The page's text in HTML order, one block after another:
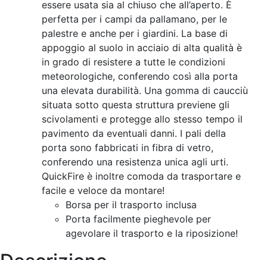
essere usata sia al chiuso che all’aperto. È
perfetta per i campi da pallamano, per le
palestre e anche per i giardini. La base di
appoggio al suolo in acciaio di alta qualità è
in grado di resistere a tutte le condizioni
meteorologiche, conferendo così alla porta
una elevata durabilità. Una gomma di caucciù
situata sotto questa struttura previene gli
scivolamenti e protegge allo stesso tempo il
pavimento da eventuali danni. I pali della
porta sono fabbricati in fibra di vetro,
conferendo una resistenza unica agli urti.
QuickFire è inoltre comoda da trasportare e
facile e veloce da montare!
Borsa per il trasporto inclusa
Porta facilmente pieghevole per
agevolare il trasporto e la riposizione!